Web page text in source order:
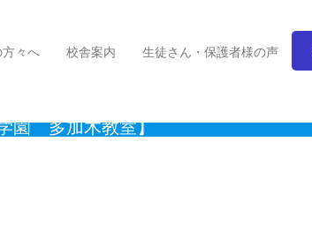
々へ 校舎案内 生徒さん・保護者様の声
園 多加木教室】